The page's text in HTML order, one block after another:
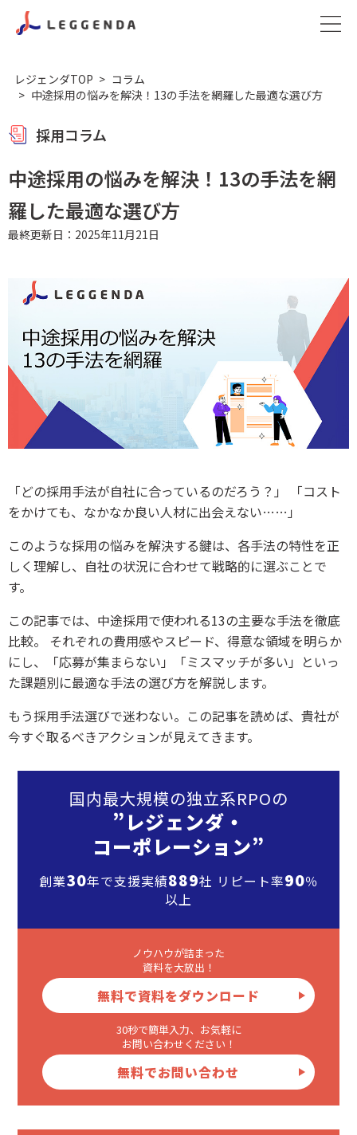
レジェンダTOP
コラム
中途採用の悩みを解決！13の手法を網羅した最適な選び方
採用コラム
中途採用の悩みを解決！13の手法を網
羅した最適な選び方
最終更新日：2025年11月21日
「どの採用手法が自社に合っているのだろう？」 「コスト
をかけても、なかなか良い人材に出会えない……」
このような採用の悩みを解決する鍵は、各手法の特性を正
しく理解し、自社の状況に合わせて戦略的に選ぶことで
す。
この記事では、中途採用で使われる13の主要な手法を徹底
比較。 それぞれの費用感やスピード、得意な領域を明らか
にし、「応募が集まらない」「ミスマッチが多い」といっ
た課題別に最適な手法の選び方を解説します。
もう採用手法選びで迷わない。この記事を読めば、貴社が
今すぐ取るべきアクションが見えてきます。
国内最大規模の独立系RPOの
”レジェンダ・
コーポレーション”
創業30年で支援実績889社 リピート率90％
以上
ノウハウが詰まった
資料を大放出！
無料で資料をダウンロード
30秒で簡単入力、お気軽に
お問い合わせください！
無料でお問い合わせ